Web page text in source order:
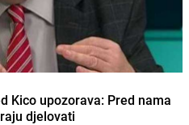
Kico upozorava: Pred nama
djelovati